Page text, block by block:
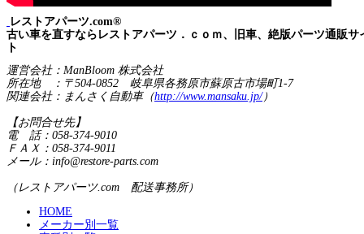
レストアパーツ.com®
古い車を直すならレストアパーツ．ｃｏｍ、旧車、絶版パーツ通販サ
ト
運営会社：ManBloom 株式会社
所在地 ：〒504-0852 岐阜県各務原市蘇原古市場町1-7
関連会社：まんさく自動車（http://www.mansaku.jp/）
【お問合せ先】
電 話：058-374-9010
ＦＡＸ：058-374-9011
メール：info@restore-parts.com
（レストアパーツ.com 配送事務所）
HOME
メーカー別一覧